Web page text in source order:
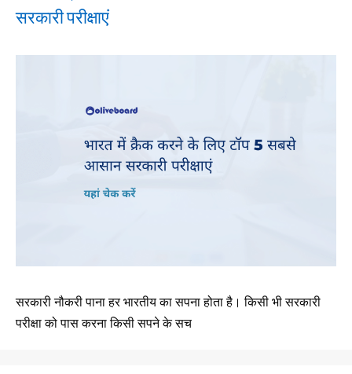
सरकारी परीक्षाएं
सरकारी नौकरी पाना हर भारतीय का सपना होता है। किसी भी सरकारी
परीक्षा को पास करना किसी सपने के सच